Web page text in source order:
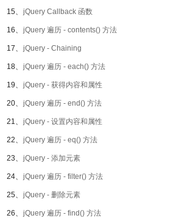
15、 jQuery Callback 函数
16、 jQuery 遍历 - contents() 方法
17、 jQuery - Chaining
18、 jQuery 遍历 - each() 方法
19、 jQuery - 获得内容和属性
20、 jQuery 遍历 - end() 方法
21、 jQuery - 设置内容和属性
22、 jQuery 遍历 - eq() 方法
23、 jQuery - 添加元素
24、 jQuery 遍历 - filter() 方法
25、 jQuery - 删除元素
26、 jQuery 遍历 - find() 方法